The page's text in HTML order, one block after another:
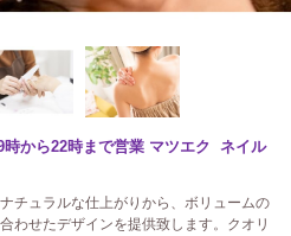
から22時まで営業 マツエク ネイル
チュラルな仕上がりから、ボリュームの
わせたデザインを提供致します。クオリ